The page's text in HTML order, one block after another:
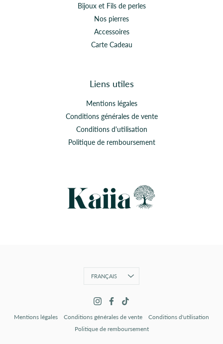
Bijoux et Fils de perles
Nos pierres
Accessoires
Carte Cadeau
Liens utiles
Mentions légales
Conditions générales de vente
Conditions d'utilisation
Politique de remboursement
Langue
FRANÇAIS
Mentions légales Conditions générales de vente
Conditions d'utilisation
Politique de remboursement